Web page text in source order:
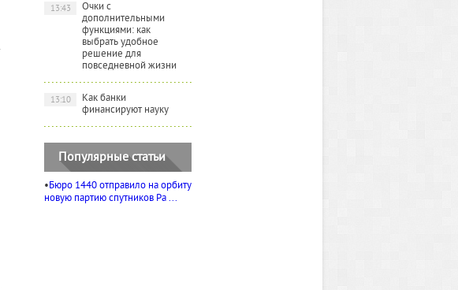
Очки с
дополнительными
функциями: как
выбрать удобное
решение для
повседневной жизни
13:43
Как банки
финансируют науку
13:10
Популярные статьи
•Бюро 1440 отправило на орбиту
новую партию спутников Ра ...